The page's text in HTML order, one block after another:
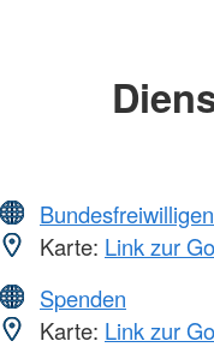
Karte: Link zur
Spenden
Karte: Link zur